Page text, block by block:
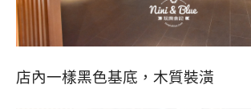
店內一樣黑色基底，木質裝潢